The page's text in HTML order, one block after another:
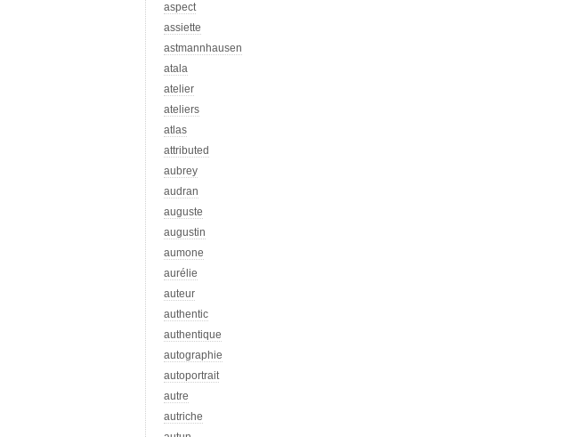
aspect
assiette
astmannhausen
atala
atelier
ateliers
atlas
attributed
aubrey
audran
auguste
augustin
aumone
aurélie
auteur
authentic
authentique
autographie
autoportrait
autre
autriche